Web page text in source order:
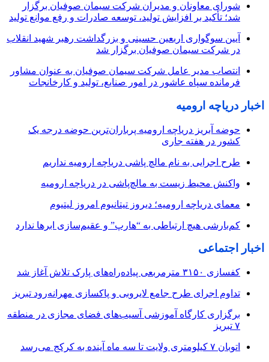
شورای معاونان و مدیران شرکت سیمان صوفیان برگزار
شد؛ تأکید بر افزایش تولید، توسعه صادرات و رفع موانع تولید
آیین سوگواری اربعین حسینی و بزرگداشت رهبر شهید انقلاب
در شرکت سیمان صوفیان برگزار شد
انتصاب مدیر عامل شرکت سیمان صوفیان به عنوان مشاور
فرمانده سپاه عاشور در امور صنایع، تولید و کارخانجات
اخبار دریاچه ارومیه
حوضه آبریز دریاچه ارومیه پرباران‌ترین حوضه‌ درجه یک
کشور در هفته جاری
طرح اجرایی به نام مالچ پاشی دریاچه ارومیه نداریم
واکنش محیط زیست به مالچ‌پاشی در دریاچه ارومیه
معمای دریاچه ارومیه؛ دیروز تیتانیوم امروز لیتیوم
کم‌بارشی هیچ ارتباطی به “هارپ” و عقیم‌سازی ابرها ندارد
اخبار اجتماعی
کفسازی ۳۱۵۰ مترمربعی پیاده‌راه‌های پارک تلاش آغاز شد
تداوم اجرای طرح جامع لایروبی و پاکسازی مهرانه‌رود تبریز
برگزاری کارگاه آموزشی آسیب‌های فضای مجازی در منطقه
۷ تبریز
اتوبان ۷ کیلومتری ولایت تا سه ماه آینده به کرکج می‌رسد